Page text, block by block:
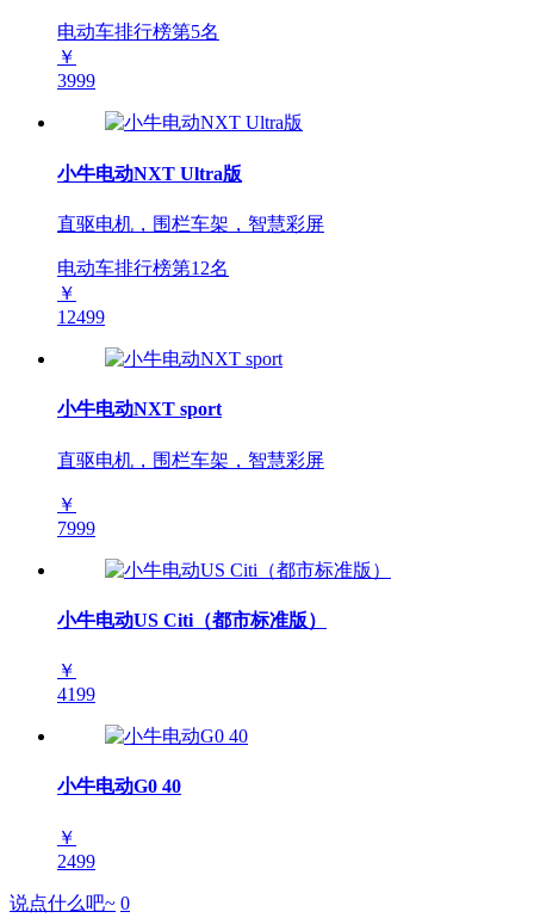
电动车排行榜第5名
￥
3999
小牛电动NXT Ultra版
直驱电机，围栏车架，智慧彩屏
电动车排行榜第12名
￥
12499
小牛电动NXT sport
直驱电机，围栏车架，智慧彩屏
￥
7999
小牛电动US Citi（都市标准版）
￥
4199
小牛电动G0 40
￥
2499
说点什么吧~ 0